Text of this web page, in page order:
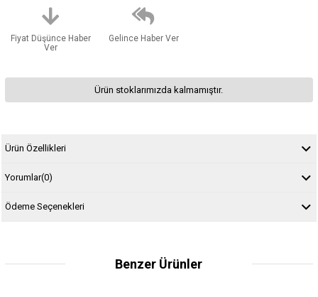
Fiyat Düşünce Haber
Ver
Gelince Haber Ver
Ürün stoklarımızda kalmamıştır.
Ürün Özellikleri
Yorumlar(0)
Ödeme Seçenekleri
Benzer Ürünler